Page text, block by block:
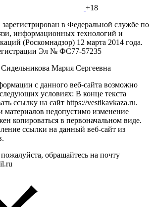
+18
в Федеральной службе по
информационных технологий и
(Роскомнадзор) 12 марта 2014 года.
Эл № ФС77-57235
Мария Сергеевна
с данного веб-сайта возможно
условиях: В конце текста
ссылку на сайт https://vestikavkaza.ru.
материалов недопустимо изменение
копироваться в первоначальном виде.
ссылки на данный веб-сайт из
обращайтесь на почту